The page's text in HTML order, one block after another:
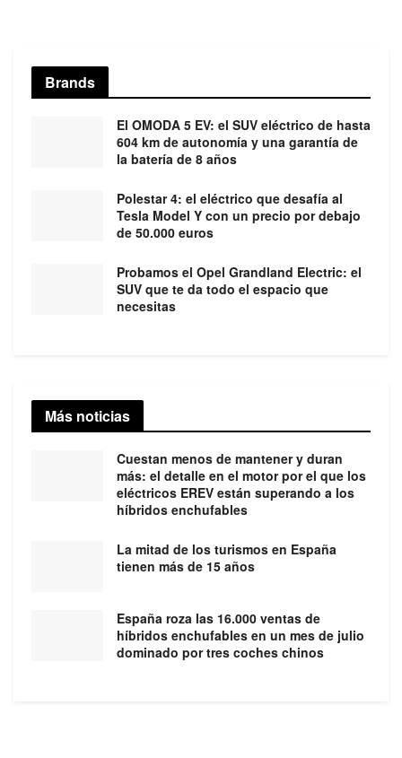
Brands
El OMODA 5 EV: el SUV eléctrico de hasta
604 km de autonomía y una garantía de
la batería de 8 años
Polestar 4: el eléctrico que desafía al
Tesla Model Y con un precio por debajo
de 50.000 euros
Probamos el Opel Grandland Electric: el
SUV que te da todo el espacio que
necesitas
Más noticias
Cuestan menos de mantener y duran
más: el detalle en el motor por el que los
eléctricos EREV están superando a los
híbridos enchufables
La mitad de los turismos en España
tienen más de 15 años
España roza las 16.000 ventas de
híbridos enchufables en un mes de julio
dominado por tres coches chinos